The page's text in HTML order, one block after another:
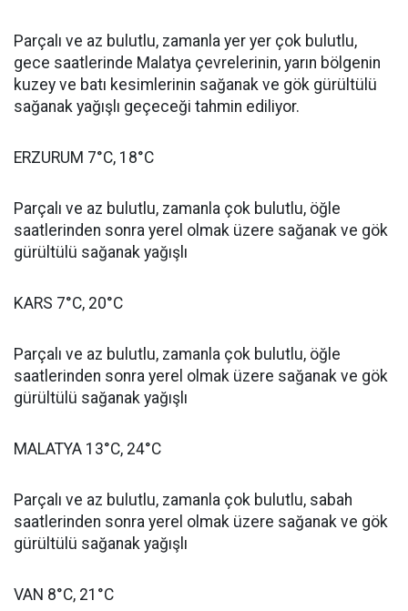
Parçalı ve az bulutlu, zamanla yer yer çok bulutlu,
gece saatlerinde Malatya çevrelerinin, yarın bölgenin
kuzey ve batı kesimlerinin sağanak ve gök gürültülü
sağanak yağışlı geçeceği tahmin ediliyor.
ERZURUM 7°C, 18°C
Parçalı ve az bulutlu, zamanla çok bulutlu, öğle
saatlerinden sonra yerel olmak üzere sağanak ve gök
gürültülü sağanak yağışlı
KARS 7°C, 20°C
Parçalı ve az bulutlu, zamanla çok bulutlu, öğle
saatlerinden sonra yerel olmak üzere sağanak ve gök
gürültülü sağanak yağışlı
MALATYA 13°C, 24°C
Parçalı ve az bulutlu, zamanla çok bulutlu, sabah
saatlerinden sonra yerel olmak üzere sağanak ve gök
gürültülü sağanak yağışlı
VAN 8°C, 21°C